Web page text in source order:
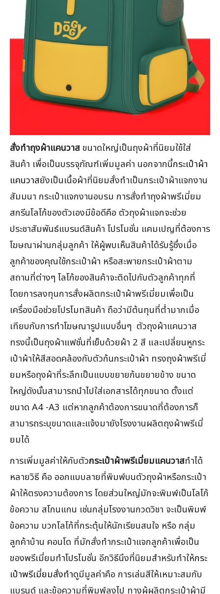
สั่งทำถุงผ้าแคนวาสขนาดใหญ่เป็นถุงผ้าที่นิยมใช้ใส่
สินค้า เพื่อเป็นบรรจุภัณฑ์เพิ่มมูลค่า นอกจากนี้กระเป๋าผ้า
แคนวาสยังเป็นเนื้อผ้าที่นิยมสั่งทำเป็นกระเป๋าผ้าแจกงาน
สัมมนา กระเป๋าแจกงานอบรม การสั่งทำถุงผ้าพรีเมี่ยม
สกรีนโลโก้ของตัวเองมีข้อดีคือ ตัวถุงผ้าแจกจะช่วย
ประชาสัมพันธ์แบรนด์สินค้า โปรโมชั่น แคมเปญที่ต้องการ
โฆษณาผ่านกลุ่มลูกค้า ให้ผู้พบเห็นสินค้าได้รับรู้ซึ่งเมื่อ
ลูกค้าของคุณใช้กระเป๋าผ้า หรือสะพายกระเป๋าผ้าตาม
สถานที่ต่างๆ โลโก้ของสินค้าจะติดไปกับตัวลูกค้าทุกที่
โดยการลงทุนการสั่งผลิตกระเป๋าผ้าพรีเมี่ยมเพื่อเป็น
เครื่องมือช่วยโปรโมทสินค้า ถือว่ามีต้นทุนที่ต่ำมากเมื่อ
เทียบกับการทำโฆษณารูปแบบอื่นๆ ตัวถุงผ้าแคนวาส
ทรงนี้เป็นถุงผ้าแฟชั่นที่เย็บด้วยผ้า 2 สี และเปลี่ยนหูกระ
เป๋าผ้าให้สีสอดคล้องกับตัวก้นกระเป๋าผ้า ทรงถุงผ้าพรีเมี่
ยมหรือถุงผ้าที่ระลึกเป็นแบบขยายก้นขยายข้าง ขนาด
ใหญ่ดังนั้นสามารถนำไปใส่เอกสารได้ทุกขนาด ตั้งแต่
ขนาด A4 -A3 แต่หากลูกค้าต้องการขนาดที่ต้องการก็
สามารถระบุขนาดและแจ้งมายังโรงงานผลิตถุงผ้าพรีเมี่
ยมได้
การเพิ่มมูลค่าให้กับตัวกระเป๋าผ้าพรีเมี่ยมแคนวาสทำได้
หลายวิธี คือ ออกแบบลายที่พิมพ์บนตัวถุงผ้าหรือกระเป๋า
ผ้าให้ตรงความต้องการ โดยส่วนใหญ่มักจะพิมพ์เป็นโลโก้
ข้อความ สโกนแกน เช่นกลุ่มโรงงานกวดวิชา จะเป็นพิมพ์
ข้อความ บวกโลโก้ที่กระตุ้นให้นักเรียนสนใจ หรือ กลุ่ม
ลูกค้าบ้าน คอนโด ที่มักสั่งทำกระเป๋าแจกลูกค้าเพื่อเป็น
ของพรีเมี่ยมทำโปรโมชั่น อีกวิธีนึงที่นิยมสำหรับทำให้กระ
เป๋าพรีเมี่ยมสั่งทำดูมีมูลค่าคือ การเล่นสีให้เหมาะสมกับ
แบรนด์ และข้อความที่พิมพ์ลงไป ทางผู้ผลิตกระเป๋าผ้ามี